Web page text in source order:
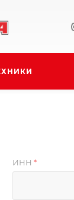
ИНН *